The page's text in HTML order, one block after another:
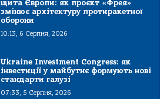
щита Європи: як проєкт «Фрея»
змінює архітектуру протиракетної
оборони
10:13, 6 Серпня, 2026
Ukraine Investment Congress: як
інвестиції у майбутнє формують нові
стандарти галузі
07:33, 5 Серпня, 2026